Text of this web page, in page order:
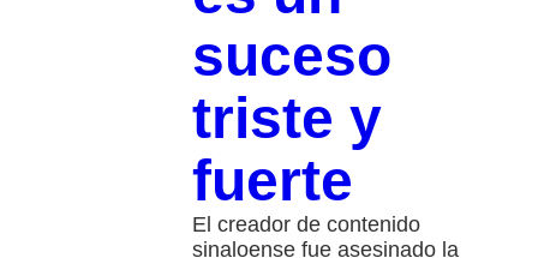
suceso
triste y
fuerte
El creador de contenido
sinaloense fue asesinado la